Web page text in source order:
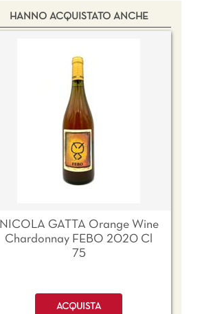
HANNO ACQUISTATO ANCHE
NICOLA GATTA Orange Wine
Chardonnay FEBO 2020 Cl
75
Quantità
ACQUISTA